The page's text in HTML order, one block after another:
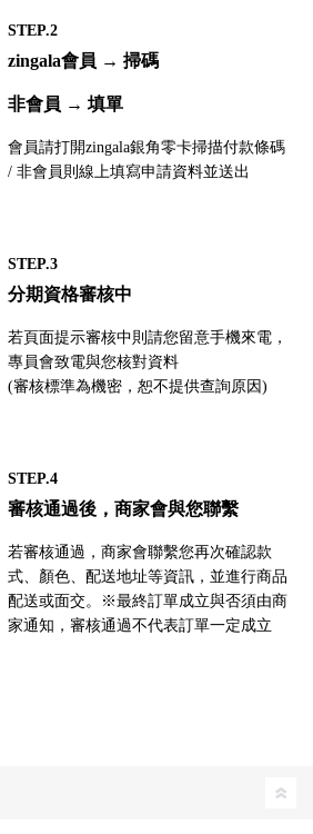
STEP.2
zingala會員 → 掃碼
非會員 → 填單
會員請打開zingala銀角零卡掃描付款條碼
/ 非會員則線上填寫申請資料並送出
STEP.3
分期資格審核中
若頁面提示審核中則請您留意手機來電，
專員會致電與您核對資料
(審核標準為機密，恕不提供查詢原因)
STEP.4
審核通過後，商家會與您聯繫
若審核通過，商家會聯繫您再次確認款
式、顏色、配送地址等資訊，並進行商品
配送或面交。※最終訂單成立與否須由商
家通知，審核通過不代表訂單一定成立